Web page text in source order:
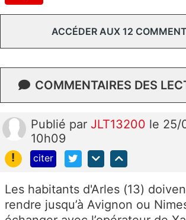
ACCÉDER AUX 12
COMMENTAIRES DES
Publié par JLT13200 le 25/
10h09
!
citer
Les habitants d'Arles (13)
rendre jusqu’à Avignon ou